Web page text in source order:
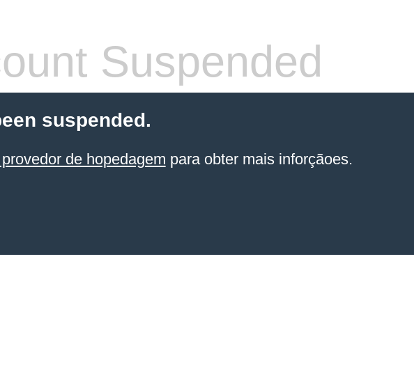
Suspended
suspended.
de hopedagem para obter mais inforçãoes.